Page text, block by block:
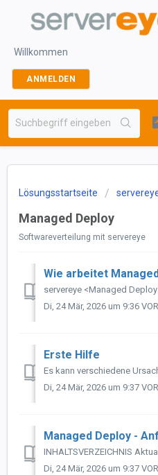
Willkommen
ANMELDEN
Lösungsstartseite
Managed Deploy
Softwareverteilung mit servereye
Wie arbeitet
Di, 24 Mär, 2026 um 9:36
Erste Hilfe
Di, 24 Mär, 2026 um 9:37
Managed Deploy -
Di, 24 Mär, 2026 um 9:37